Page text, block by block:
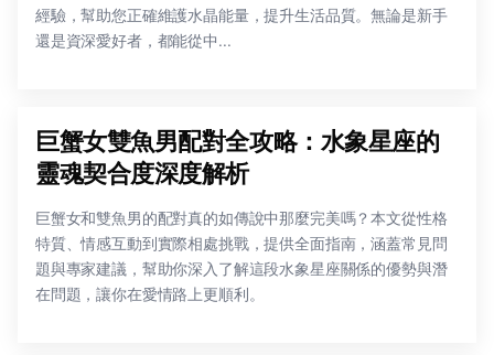
經驗，幫助您正確維護水晶能量，提升生活品質。無論是新手
還是資深愛好者，都能從中...
巨蟹女雙魚男配對全攻略：水象星座的
靈魂契合度深度解析
巨蟹女和雙魚男的配對真的如傳說中那麼完美嗎？本文從性格
特質、情感互動到實際相處挑戰，提供全面指南，涵蓋常見問
題與專家建議，幫助你深入了解這段水象星座關係的優勢與潛
在問題，讓你在愛情路上更順利。